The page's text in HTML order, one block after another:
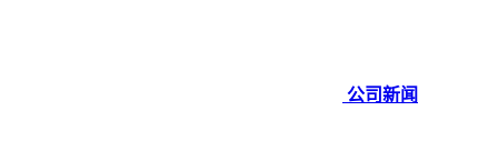
公司新闻